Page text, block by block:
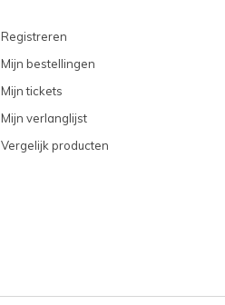
Registreren
Mijn bestellingen
Mijn tickets
Mijn verlanglijst
Vergelijk producten